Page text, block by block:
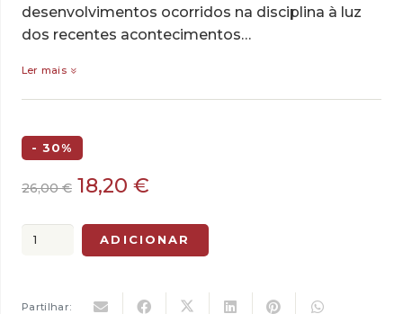
desenvolvimentos ocorridos na disciplina à luz
dos recentes acontecimentos…
Ler mais
- 30%
26,00€ O
original
era:
18,20 €
atual
é:
Quantidade
as
ADICIONAR
Partilhar: